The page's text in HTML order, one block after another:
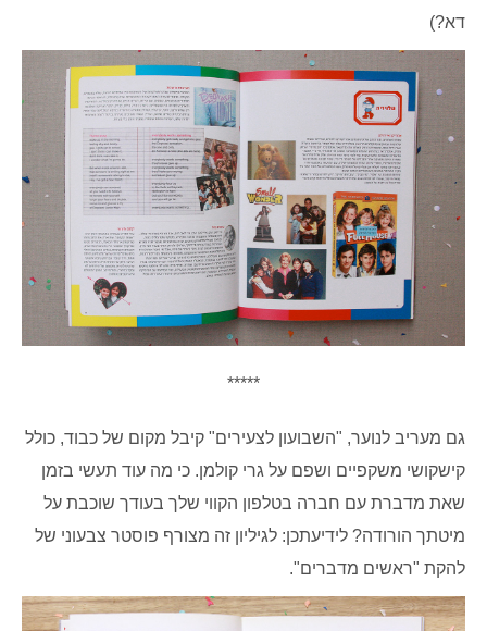
דא?)
*****
גם מעריב לנוער, "השבועון לצעירים" קיבל מקום של כבוד, כולל
קישקושי משקפיים ושפם על גרי קולמן. כי מה עוד תעשי בזמן
שאת מדברת עם חברה בטלפון הקווי שלך בעודך שוכבת על
מיטתך הורודה? לידיעתכן: לגיליון זה מצורף פוסטר צבעוני של
להקת "ראשים מדברים".